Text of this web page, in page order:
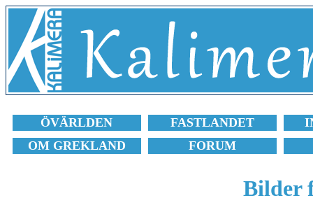
ÖVÄRLDEN FASTLANDET
OM GREKLAND
FORUM
Bilder